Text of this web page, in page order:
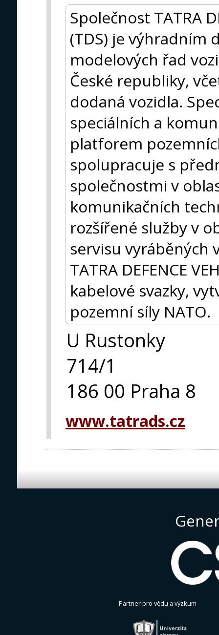
Společnost TATRA
(TDS) je výhradním
modelových řad
České republiky,
dodaná vozidla.
speciálních a
platforem
spolupracuje s
společnostmi v
komunikačních
rozšířené služby v
servisu vyráběných
TATRA DEFENCE
kabelové svazky,
pozemní síly NATO.
U Rustonky
714/1
186 00 Praha 8
www.tatrads.cz
Partner pro vědu a výzkum